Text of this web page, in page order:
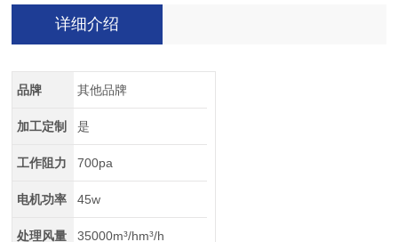
详细介绍
品牌 其他品牌
加工定制 是
工作阻力 700pa
电机功率 45w
处理风量 35000m³/hm³/h